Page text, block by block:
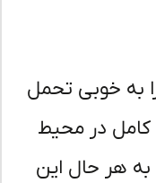
خوبی تحمل
در محیط
حال این